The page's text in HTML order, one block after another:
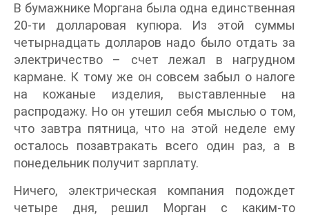
В бумажнике Моргана была одна единственная
20-ти долларовая купюра. Из этой суммы
четырнадцать долларов надо было отдать за
электричество – счет лежал в нагрудном
кармане. К тому же он совсем забыл о налоге
на кожаные изделия, выставленные на
распродажу. Но он утешил себя мыслью о том,
что завтра пятница, что на этой неделе ему
осталось позавтракать всего один раз, а в
понедельник получит зарплату.
Ничего, электрическая компания подождет
четыре дня, решил Морган с каким-то